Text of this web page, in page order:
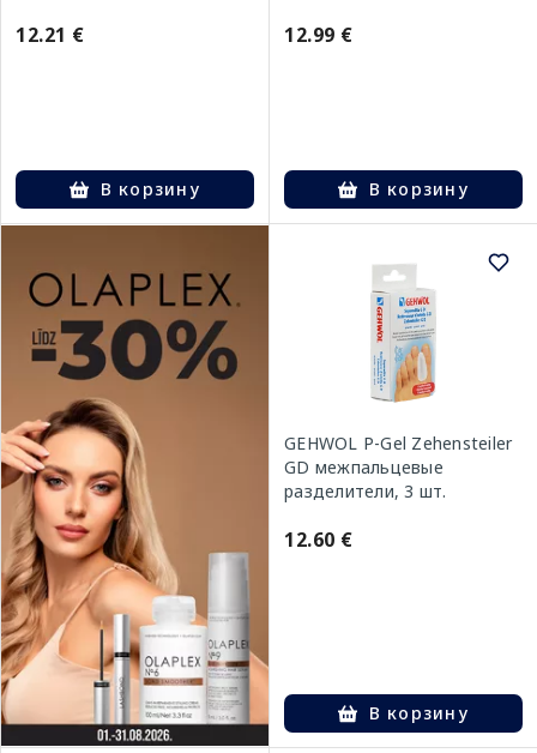
12.21 €
В корзину
12.99 €
В корзину
GEHWOL P-Gel Zehensteiler
GD межпальцевые
разделители, 3 шт.
12.60 €
В корзину